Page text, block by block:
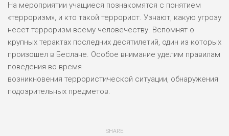
На мероприятии учащиеся познакомятся с понятием
«терроризм», и кто такой террорист. Узнают, какую угрозу
несет терроризм всему человечеству. Вспомнят о
крупных терактах последних десятилетий, один из которых
произошел в Беслане. Особое внимание уделим правилам
поведения во время
возникновения террористической ситуации, обнаружения
подозрительных предметов.
SHARE